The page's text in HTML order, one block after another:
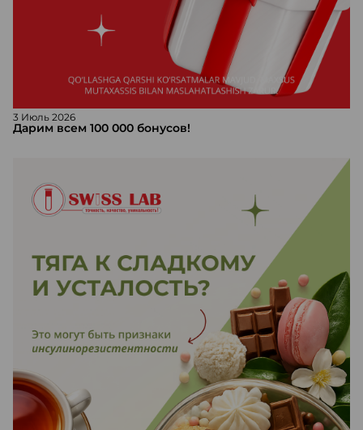
3 Июль 2026
Дарим всем 100 000 бонусов!